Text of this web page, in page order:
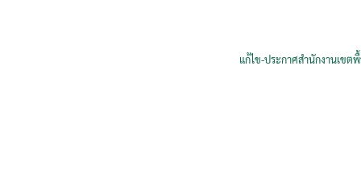
แก้ไข-ประกาศสำนักงานเขต